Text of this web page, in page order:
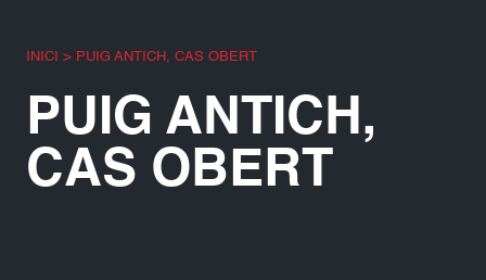
INICI > PUIG ANTICH, CAS OBERT
PUIG ANTICH,
CAS OBERT